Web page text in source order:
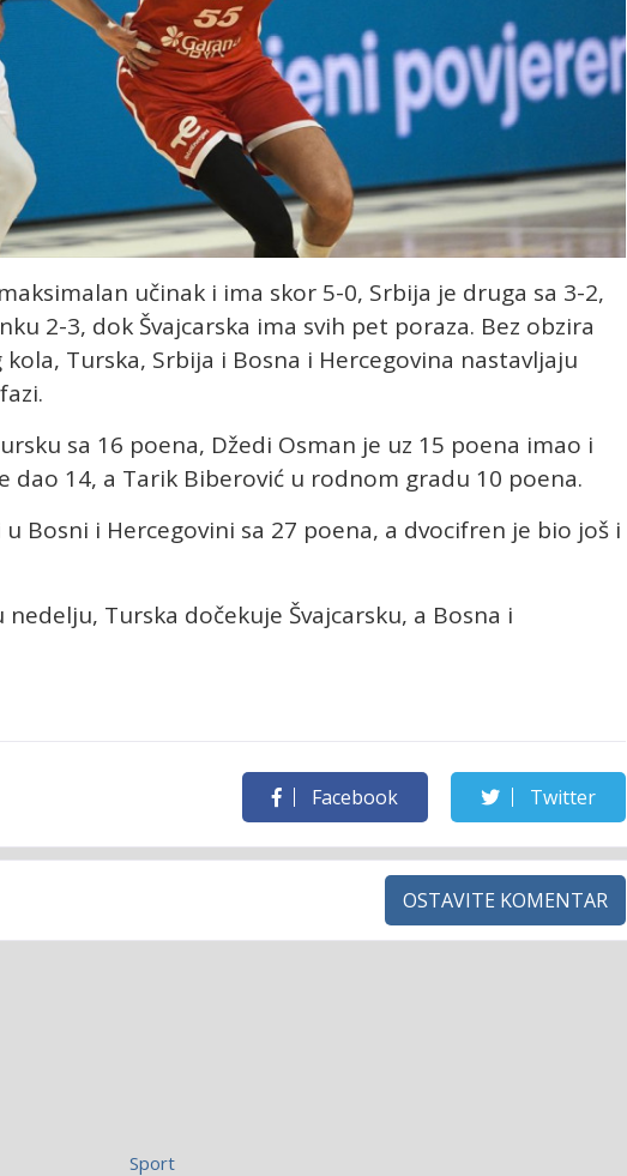
učinak i ima skor 5-0, Srbija je druga sa 3-2,
2-3, dok Švajcarska ima svih pet poraza. Bez obzira
Turska, Srbija i Bosna i Hercegovina nastavljaju
sa 16 poena, Džedi Osman je uz 15 poena imao i
dao 14, a Tarik Biberović u rodnom gradu 10 poena.
Bosni i Hercegovini sa 27 poena, a dvocifren je bio još i
Turska dočekuje Švajcarsku, a Bosna i
Facebook Twitter
OSTAVITE KOMENTAR
Sport